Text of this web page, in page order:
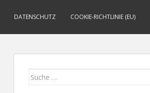
DATENSCHUTZ COOKIE-RICHTLINIE (EU)
Suche